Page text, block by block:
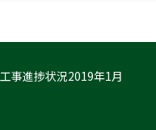
事進捗状況2019年1月